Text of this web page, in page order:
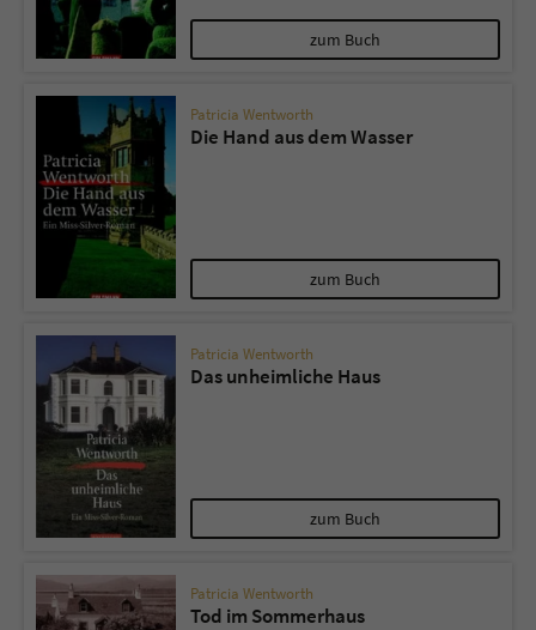
zum Buch
Patricia Wentworth
Die Hand aus dem Wasser
zum Buch
Patricia Wentworth
Das unheimliche Haus
zum Buch
Patricia Wentworth
Tod im Sommerhaus